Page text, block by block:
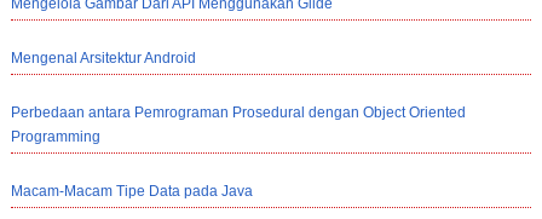
Mengenal Arsitektur Android
Perbedaan antara Pemrograman Prosedural dengan Object Oriented
Programming
Macam-Macam Tipe Data pada Java